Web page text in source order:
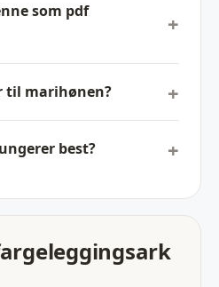
som pdf
til marihønen?
best?